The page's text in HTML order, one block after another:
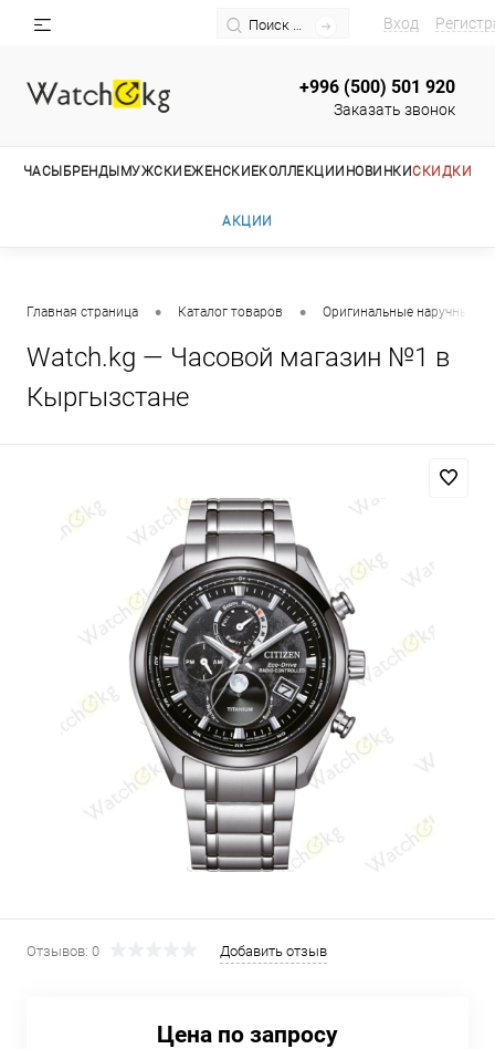
Вход
+996 (500) 501 920
Заказать звонок
ЧАСЫ БРЕНДЫ МУЖСКИЕЖЕНСКИЕКОЛЛЕКЦИИ НОВИНКИСКИДКИ
АКЦИИ
Главная страница • Каталог товаров • Оригинальные наручные
Watch.kg — Часовой магазин №1 в
Кыргызстане
Отзывов: 0 Добавить отзыв
Цена по запросу